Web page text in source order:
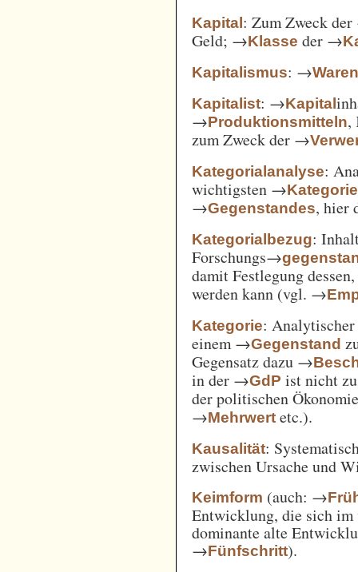
Kapital: Zum Zweck
Geld; →Klasse der →
Kapitalismus: →
Kapitalist: →Kapital
→Produktionsmitteln,
zum Zweck der →
Kategorialanalyse:
wichtigsten →
→Gegenstandes, hier
Kategorialbezug:
Forschungs→
damit Festlegung
werden kann (vgl. →
Kategorie:
einem →Gegenstand
Gegensatz dazu →
in der →GdP ist nicht
der politischen
→Mehrwert etc.).
Kausalität:
zwischen Ursache und
Keimform (auch: →
Entwicklung, die sich im
dominante alte
→Fünfschritt).